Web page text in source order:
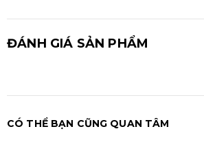
ĐÁNH GIÁ SẢN PHẨM
CÓ THỂ BẠN CŨNG QUAN TÂM